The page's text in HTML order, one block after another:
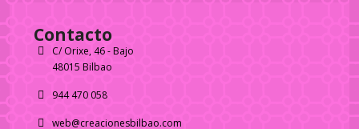
Contacto
C/ Orixe, 46 - Bajo
48015 Bilbao
944 470 058
web@creacionesbilbao.com